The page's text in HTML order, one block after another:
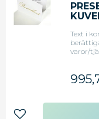
Text i
varor/